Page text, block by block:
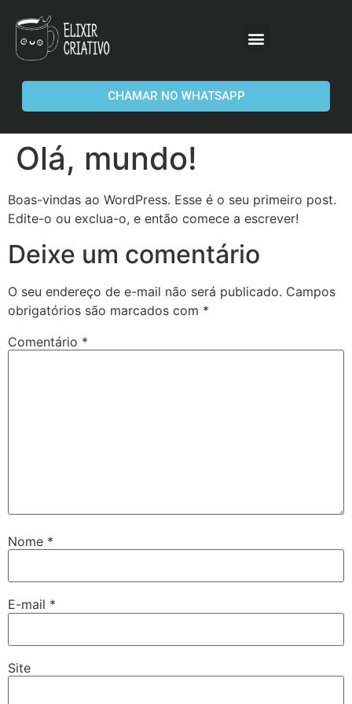
CHAMAR NO WHATSAPP
Olá, mundo!
Boas-vindas ao WordPress. Esse é o seu primeiro post.
Edite-o ou exclua-o, e então comece a escrever!
Deixe um comentário
O seu endereço de e-mail não será publicado. Campos
obrigatórios são marcados com *
Comentário *
Nome *
E-mail *
Site